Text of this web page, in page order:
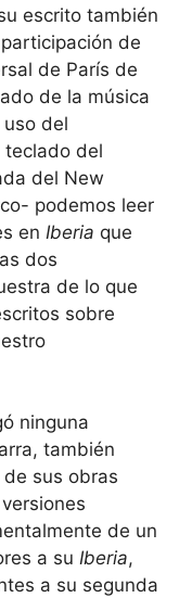
escrito también
de
de París de
de la música
del
teclado del
del New
podemos leer
en Iberia que
dos
de lo que
sobre
ninguna
también
sus obras
de un
a su Iberia,
a su segunda